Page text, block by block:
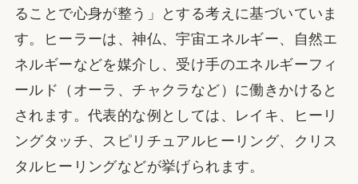
ることで心身が整う」とする考えに基づいていま
す。ヒーラーは、神仏、宇宙エネルギー、自然エ
ネルギーなどを媒介し、受け手のエネルギーフィ
ールド（オーラ、チャクラなど）に働きかけると
されます。代表的な例としては、レイキ、ヒーリ
ングタッチ、スピリチュアルヒーリング、クリス
タルヒーリングなどが挙げられます。